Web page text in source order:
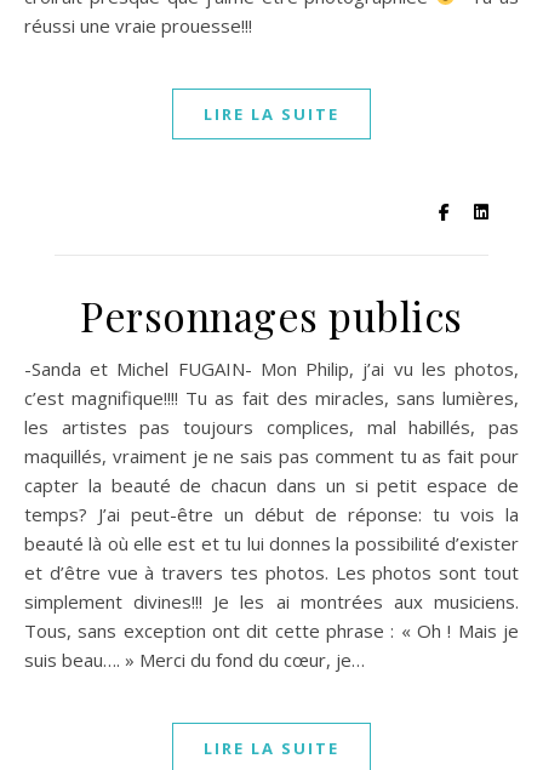
réussi une vraie prouesse!!!
LIRE LA SUITE
Personnages publics
-Sanda et Michel FUGAIN- Mon Philip, j’ai vu les photos,
c’est magnifique!!!! Tu as fait des miracles, sans lumières,
les artistes pas toujours complices, mal habillés, pas
maquillés, vraiment je ne sais pas comment tu as fait pour
capter la beauté de chacun dans un si petit espace de
temps? J’ai peut-être un début de réponse: tu vois la
beauté là où elle est et tu lui donnes la possibilité d’exister
et d’être vue à travers tes photos. Les photos sont tout
simplement divines!!! Je les ai montrées aux musiciens.
Tous, sans exception ont dit cette phrase : « Oh ! Mais je
suis beau…. » Merci du fond du cœur, je…
LIRE LA SUITE